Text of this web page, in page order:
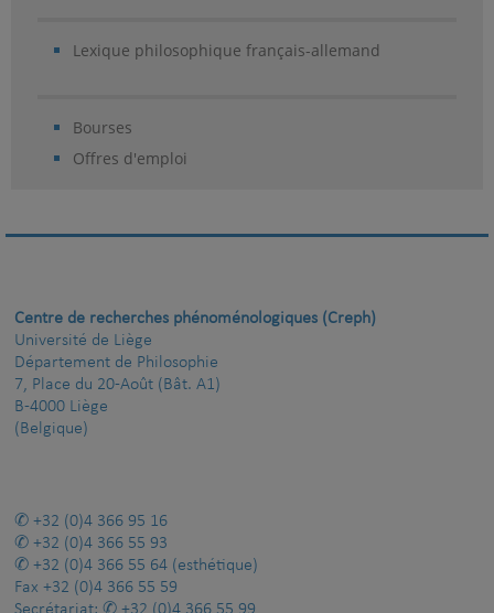
Lexique philosophique français-allemand
Bourses
Offres d'emploi
Centre de recherches phénoménologiques (Creph)
Université de Liège
Département de Philosophie
7, Place du 20-Août (Bât. A1)
B-4000 Liège
(Belgique)
+32 (0)4 366 95 16
+32 (0)4 366 55 93
+32 (0)4 366 55 64 (esthétique)
Fax +32 (0)4 366 55 59